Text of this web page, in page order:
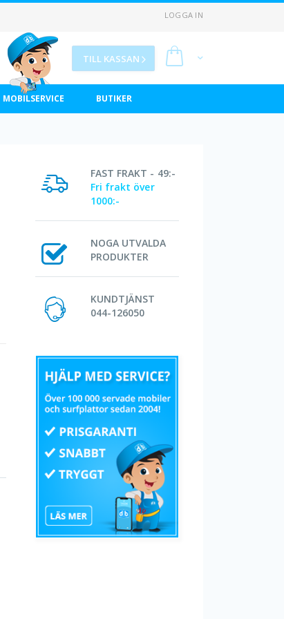
LOGGA IN
Min kundvagn
TILL KASSAN
MOBILSERVICE BUTIKER
FAST FRAKT - 49:-
Fri frakt över
1000:-
NOGA UTVALDA
PRODUKTER
KUNDTJÄNST
044-126050